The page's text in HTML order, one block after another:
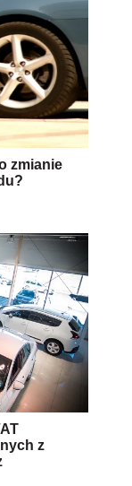
zmianie
z